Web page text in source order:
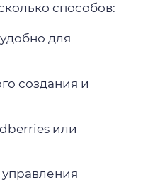
способов:
для
создания и
или